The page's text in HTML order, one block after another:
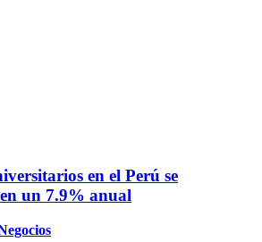
en el Perú se
un 7.9% anual